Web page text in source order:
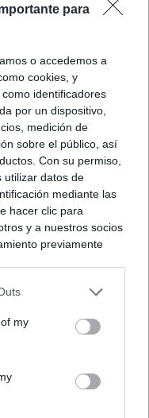
para
o accedemos a
cookies, y
identificadores
por un dispositivo,
medición de
sobre el público, así
Con su permiso,
utilizar datos de
mediante las
hacer clic para
y a nuestros socios
previamente
que algún
el derecho de
se aplicarán
en este sitio web o
my